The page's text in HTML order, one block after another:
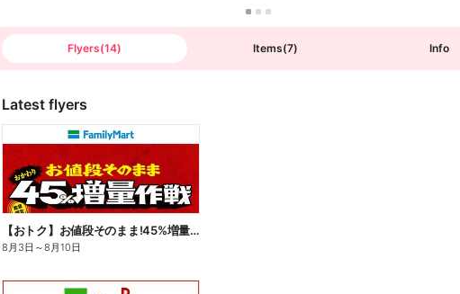
Flyers(14) Items(7) Info
Latest flyers
【おトク】お値段そのまま!45%増量作戦!
8月3日 ～8月10日